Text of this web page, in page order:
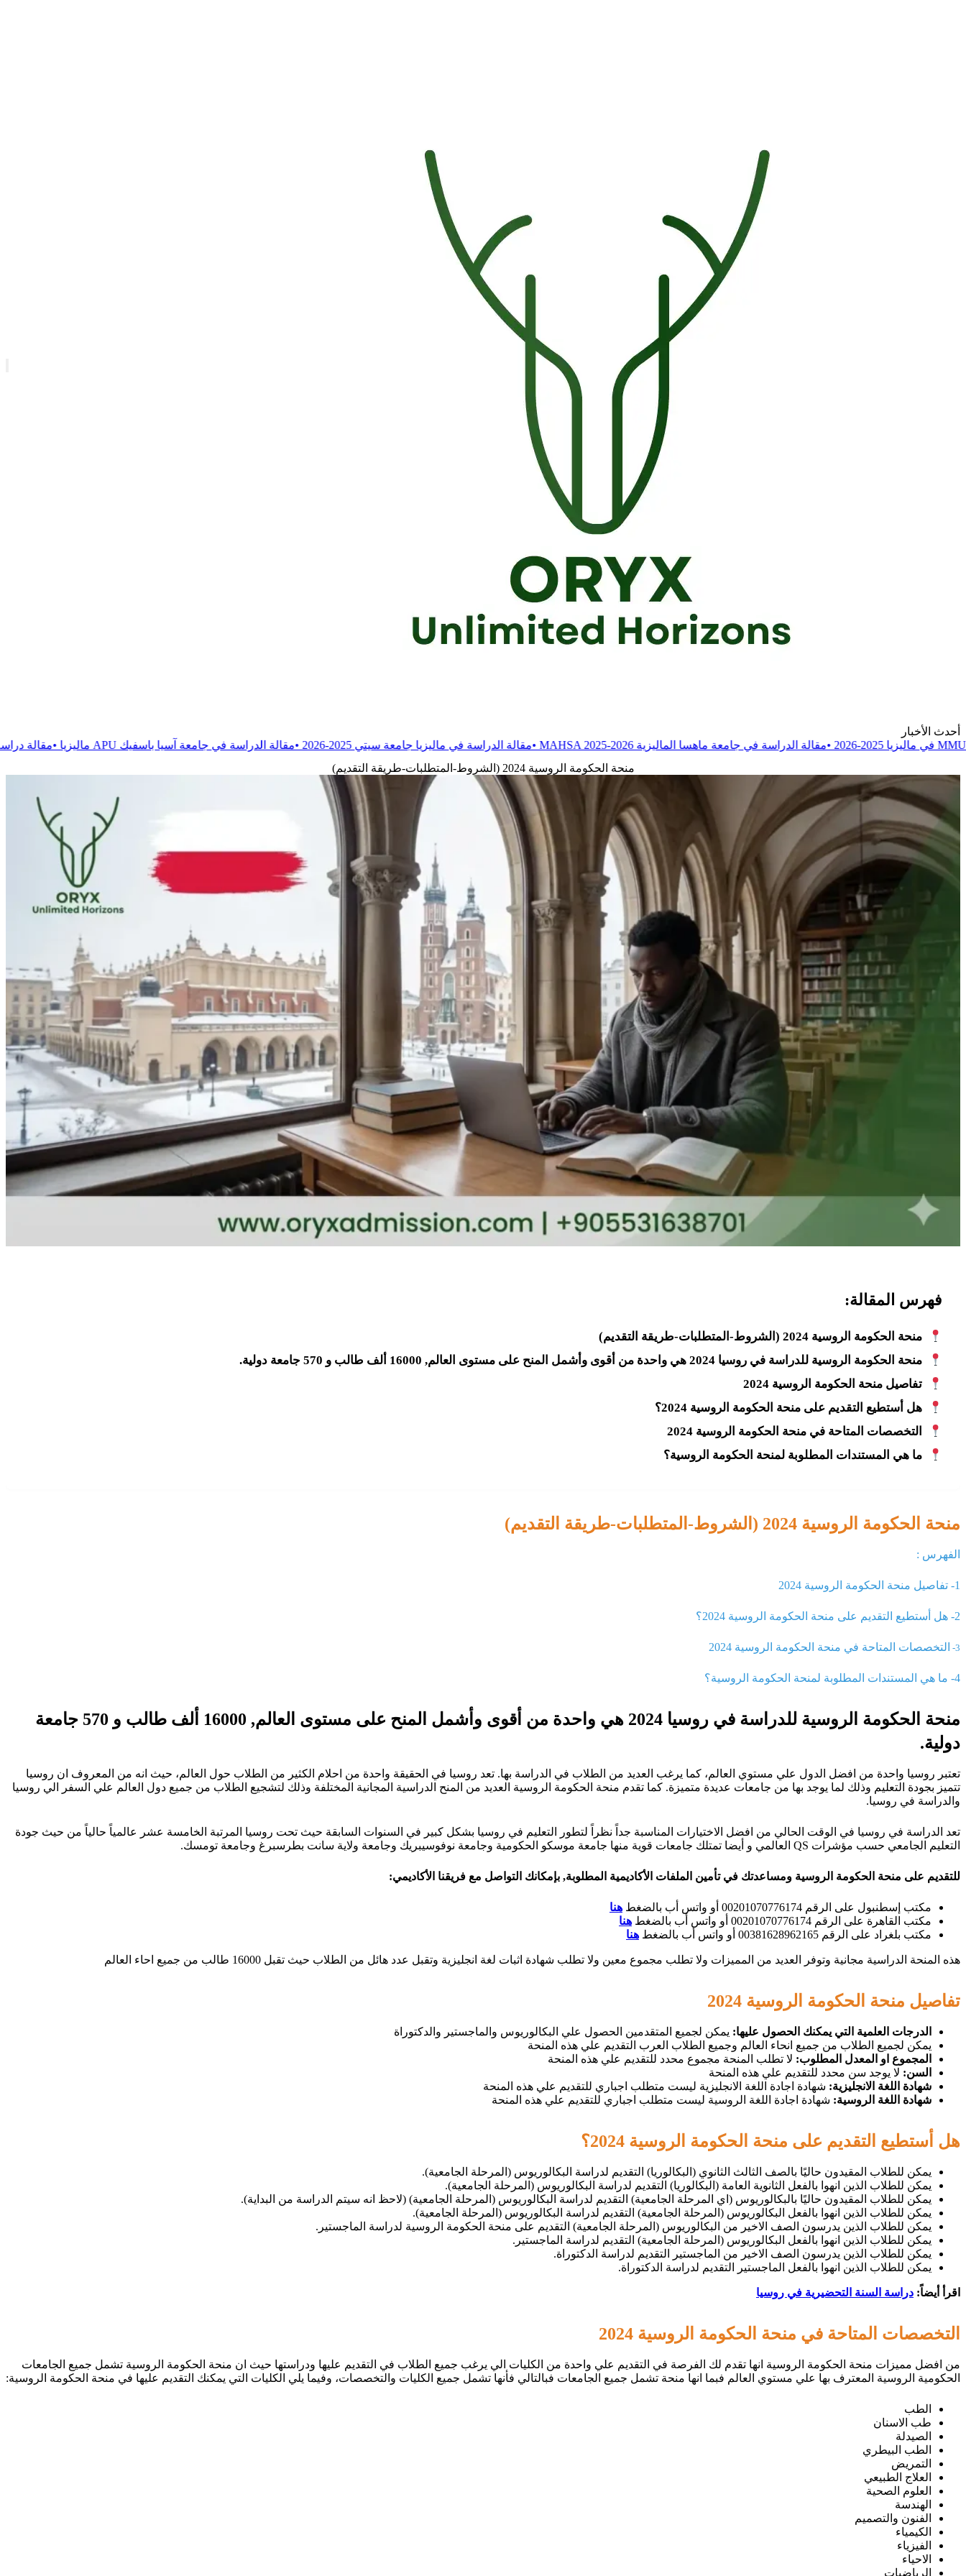
أحدث الأخبار
•مقالة الدراسة في جامعة ماهسا الماليزية MAHSA 2025-2026 • مقالة الدراسة في ماليزيا جامعة سيتي 2025-2026 •مقالة الدراسة في جامعة آسيا باسفيك APU ماليزيا • مقالة دراسة العلاج الحركي في
منحة الحكومة الروسية 2024 (الشروط-المتطلبات-طريقة التقديم)
فهرس المقالة:
منحة الحكومة الروسية 2024 (الشروط-المتطلبات-طريقة التقديم)
منحة الحكومة الروسية للدراسة في روسيا 2024 هي واحدة من أقوى وأشمل المنح على مستوى العالم, 16000 ألف طالب و 570 جامعة دولية.
تفاصيل منحة الحكومة الروسية 2024
هل أستطيع التقديم على منحة الحكومة الروسية 2024؟
التخصصات المتاحة في منحة الحكومة الروسية 2024
ما هي المستندات المطلوبة لمنحة الحكومة الروسية؟
منحة الحكومة الروسية 2024 (الشروط-المتطلبات-طريقة التقديم)
الفهرس :
1- تفاصيل منحة الحكومة الروسية 2024
2- هل أستطيع التقديم على منحة الحكومة الروسية 2024؟
3- التخصصات المتاحة في منحة الحكومة الروسية 2024
4- ما هي المستندات المطلوبة لمنحة الحكومة الروسية؟
منحة الحكومة الروسية للدراسة في روسيا 2024 هي واحدة من أقوى وأشمل المنح على مستوى العالم, 16000 ألف طالب و 570 جامعة
دولية.
تعتبر روسيا واحدة من افضل الدول علي مستوي العالم، كما يرغب العديد من الطلاب في الدراسة بها. تعد روسيا في الحقيقة واحدة من احلام الكثير من الطلاب حول العالم، حيث انه من المعروف ان روسيا
تتميز بجودة التعليم وذلك لما يوجد بها من جامعات عديدة متميزة. كما تقدم منحة الحكومة الروسية العديد من المنح الدراسية المجانية المختلفة وذلك لتشجيع الطلاب من جميع دول العالم علي السفر الي روسيا
والدراسة في روسيا.
تعد الدراسة في روسيا في الوقت الحالي من افضل الاختيارات المناسبة جداً نظراً لتطور التعليم في روسيا بشكل كبير في السنوات السابقة حيث تحت روسيا المرتبة الخامسة عشر عالمياً حالياً من حيث جودة
التعليم الجامعي حسب مؤشرات QS العالمي و أيضا تمتلك جامعات قوية منها جامعة موسكو الحكومية وجامعة نوفوسيبريك وجامعة ولاية سانت بطرسبرغ وجامعة تومسك.
للتقديم على منحة الحكومة الروسية ومساعدتك في تأمين الملفات الأكاديمية المطلوبة, بإمكانك التواصل مع فريقنا الأكاديمي:
مكتب إسطنبول على الرقم 00201070776174 أو واتس أب بالضغط
هنا
مكتب القاهرة على الرقم 00201070776174 أو واتس أب بالضغط
هنا
مكتب بلغراد على الرقم 00381628962165 أو واتس أب بالضغط
هنا
هذه المنحة الدراسية مجانية وتوفر العديد من المميزات ولا تطلب مجموع معين ولا تطلب شهادة اثبات لغة انجليزية وتقبل عدد هائل من الطلاب حيث تقبل 16000 طالب من جميع احاء العالم
تفاصيل منحة الحكومة الروسية 2024
الدرجات العلمية التي يمكنك الحصول عليها: يمكن لجميع المتقدمين الحصول علي البكالوريوس والماجستير والدكتوراة
يمكن لجميع الطلاب من جميع انحاء العالم وجميع الطلاب العرب التقديم علي هذه المنحة
المجموع او المعدل المطلوب: لا تطلب المنحة مجموع محدد للتقديم علي هذه المنحة
السن: لا يوجد سن محدد للتقديم علي هذه المنحة
شهادة اللغة الانجليزية: شهادة اجادة اللغة الانجليزية ليست متطلب اجباري للتقديم علي هذه المنحة
شهادة اللغة الروسية: شهادة اجادة اللغة الروسية ليست متطلب اجباري للتقديم علي هذه المنحة
هل أستطيع التقديم على منحة الحكومة الروسية 2024؟
يمكن للطلاب المقيدون حاليًا بالصف الثالث الثانوي (البكالوريا) التقديم لدراسة البكالوريوس (المرحلة الجامعية).
يمكن للطلاب الذين انهوا بالفعل الثانوية العامة (البكالوريا) التقديم لدراسة البكالوريوس (المرحلة الجامعية).
يمكن للطلاب المقيدون حاليًا بالبكالوريوس (اي المرحلة الجامعية) التقديم لدراسة البكالوريوس (المرحلة الجامعية) (لاحظ انه سيتم الدراسة من البداية).
يمكن للطلاب الذين انهوا بالفعل البكالوريوس (المرحلة الجامعية) التقديم لدراسة البكالوريوس (المرحلة الجامعية).
يمكن للطلاب الذين يدرسون الصف الاخير من البكالوريوس (المرحلة الجامعية) التقديم على منحة الحكومة الروسية لدراسة الماجستير.
يمكن للطلاب الذين انهوا بالفعل البكالوريوس (المرحلة الجامعية) التقديم لدراسة الماجستير.
يمكن للطلاب الذين يدرسون الصف الاخير من الماجستير التقديم لدراسة الدكتوراة.
يمكن للطلاب الذين انهوا بالفعل الماجستير التقديم لدراسة الدكتوراة.
اقرأ أيضاً: دراسة السنة التحضيرية في روسيا
التخصصات المتاحة في منحة الحكومة الروسية 2024
من افضل مميزات منحة الحكومة الروسية انها تقدم لك الفرصة في التقديم علي واحدة من الكليات الي يرغب جميع الطلاب في التقديم عليها ودراستها حيث ان منحة الحكومة الروسية تشمل جميع الجامعات
الحكومية الروسية المعترف بها علي مستوي العالم فبما انها منحة تشمل جميع الجامعات فبالتالي فأنها تشمل جميع الكليات والتخصصات، وفيما يلي الكليات التي يمكنك التقديم عليها في منحة الحكومة الروسية:
الطب
طب الاسنان
الصيدلة
الطب البيطري
التمريض
العلاج الطبيعي
العلوم الصحية
الهندسة
الفنون والتصميم
الكيمياء
الفيزياء
الاحياء
الرياضيات